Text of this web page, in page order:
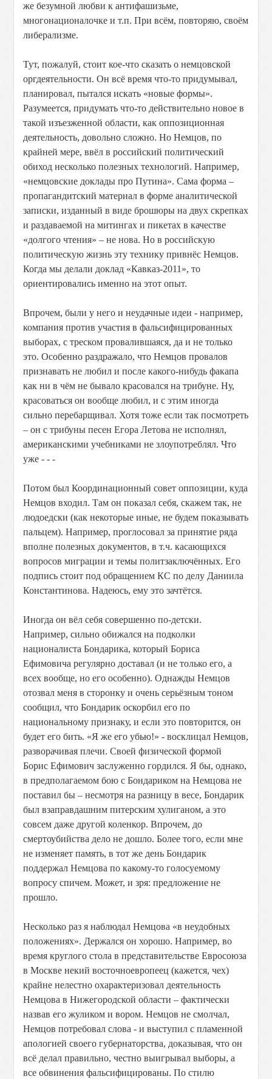
же безумной любви к антифашизьме,
многонационалочке и т.п. При всём, повторяю, своём
либерализме.
Тут, пожалуй, стоит кое-что сказать о немцовской
оргдеятельности. Он всё время что-то придумывал,
планировал, пытался искать «новые формы».
Разумеется, придумать что-то действительно новое в
такой изъезженной области, как оппозиционная
деятельность, довольно сложно. Но Немцов, по
крайней мере, ввёл в российский политический
обиход несколько полезных технологий. Например,
«немцовские доклады про Путина». Сама форма –
пропагандитский материал в форме аналитической
записки, изданный в виде брошюры на двух скрепках
и раздаваемой на митингах и пикетах в качестве
«долгого чтения» – не нова. Но в российскую
политическую жизнь эту технику привнёс Немцов.
Когда мы делали доклад «Кавказ-2011», то
ориентировались именно на этот опыт.
Впрочем, были у него и неудачные идеи - например,
компания против участия в фальсифицированных
выборах, с треском провалившаяся, да и не только
это. Особенно раздражало, что Немцов провалов
признавать не любил и после какого-нибудь факапа
как ни в чём не бывало красовался на трибуне. Ну,
красоваться он вообще любил, и с этим иногда
сильно перебарщивал. Хотя тоже если так посмотреть
– он с трибуны песен Егора Летова не исполнял,
американскими учебниками не злоупотреблял. Что
уже - - -
Потом был Координационный совет оппозиции, куда
Немцов входил. Там он показал себя, скажем так, не
людоедски (как некоторые иные, не будем показывать
пальцем). Например, проглосовал за принятие ряда
вполне полезных документов, в т.ч. касающихся
вопросов миграции и темы политзаключённых. Его
подпись стоит под обращением КС по делу Даниила
Константинова. Надеюсь, ему это зачтётся.
Иногда он вёл себя совершенно по-детски.
Например, сильно обижался на подколки
националиста Бондарика, который Бориса
Ефимовича регулярно доставал (и не только его, а
всех вообще, но его особенно). Однажды Немцов
отозвал меня в сторонку и очень серьёзным тоном
сообщил, что Бондарик оскорбил его по
национальному признаку, и если это повторится, он
будет его бить. «Я же его убью!» - восклицал Немцов,
разворачивая плечи. Своей физической формой
Борис Ефимович заслуженно гордился. Я бы, однако,
в предполагаемом бою с Бондариком на Немцова не
поставил бы – несмотря на разницу в весе, Бондарик
был взаправдашним питерским хулиганом, а это
совсем даже другой коленкор. Впрочем, до
смертоубийства дело не дошло. Более того, если мне
не изменяет память, в тот же день Бондарик
поддержал Немцова по какому-то голосуемому
вопросу спичем. Может, и зря: предложение не
прошло.
Несколько раз я наблюдал Немцова «в неудобных
положениях». Держался он хорошо. Например, во
время круглого стола в представительстве Евросоюза
в Москве некий восточноевропеец (кажется, чех)
крайне нелестно охарактеризовал деятельность
Немцова в Нижегородской области – фактически
назвав его жуликом и вором. Немцов не смолчал,
Немцов потребовал слова - и выступил с пламенной
апологией своего губернаторства, доказывая, что он
всё делал правильно, честно выигрывал выборы, а
все обвинения фальсифицированы. По стилю